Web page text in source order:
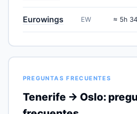
Eurowings EW ≈ 5h
PREGUNTAS FRECUENTES
Tenerife → Oslo: